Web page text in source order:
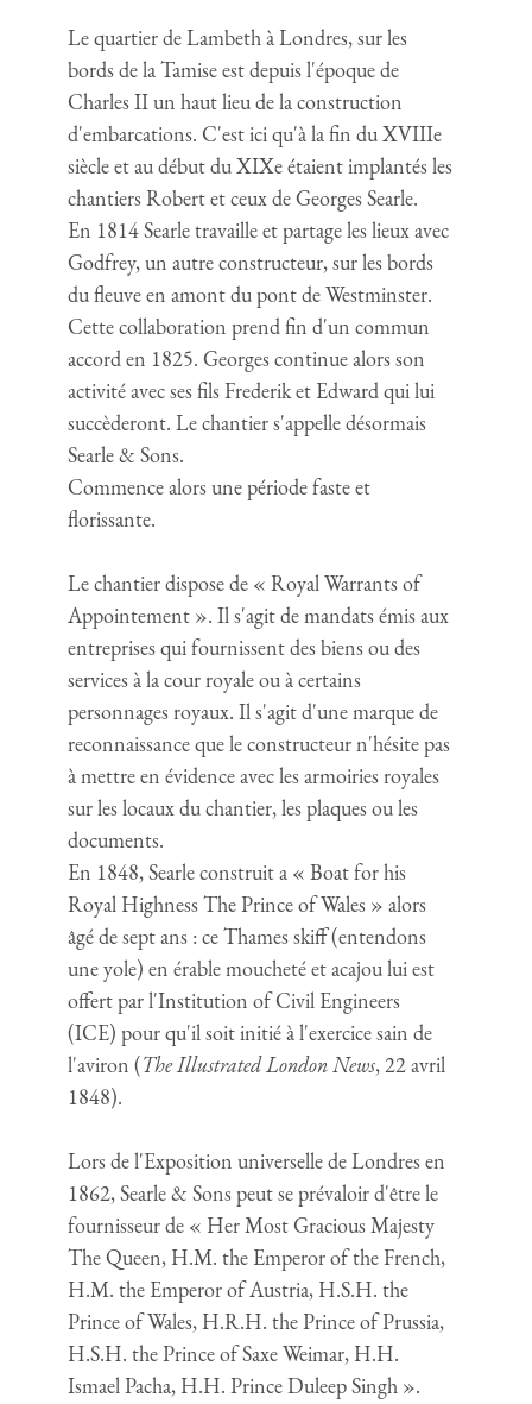
Le quartier de Lambeth à Londres, sur les
bords de la Tamise est depuis l'époque de
Charles II un haut lieu de la construction
d'embarcations. C'est ici qu'à la fin du XVIIIe
siècle et au début du XIXe étaient implantés les
chantiers Robert et ceux de Georges Searle.
En 1814 Searle travaille et partage les lieux avec
Godfrey, un autre constructeur, sur les bords
du fleuve en amont du pont de Westminster.
Cette collaboration prend fin d'un commun
accord en 1825. Georges continue alors son
activité avec ses fils Frederik et Edward qui lui
succèderont. Le chantier s'appelle désormais
Searle & Sons.
Commence alors une période faste et
florissante.
Le chantier dispose de « Royal Warrants of
Appointement ». Il s'agit de mandats émis aux
entreprises qui fournissent des biens ou des
services à la cour royale ou à certains
personnages royaux. Il s'agit d'une marque de
reconnaissance que le constructeur n'hésite pas
à mettre en évidence avec les armoiries royales
sur les locaux du chantier, les plaques ou les
documents.
En 1848, Searle construit a « Boat for his
Royal Highness The Prince of Wales » alors
âgé de sept ans : ce Thames skiff (entendons
une yole) en érable moucheté et acajou lui est
offert par l'Institution of Civil Engineers
(ICE) pour qu'il soit initié à l'exercice sain de
l'aviron (The Illustrated London News, 22 avril
1848).
Lors de l'Exposition universelle de Londres en
1862, Searle & Sons peut se prévaloir d'être le
fournisseur de « Her Most Gracious Majesty
The Queen, H.M. the Emperor of the French,
H.M. the Emperor of Austria, H.S.H. the
Prince of Wales, H.R.H. the Prince of Prussia,
H.S.H. the Prince of Saxe Weimar, H.H.
Ismael Pacha, H.H. Prince Duleep Singh ».